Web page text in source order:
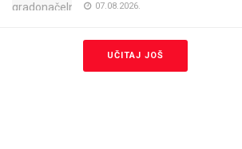
07.08.2026.
UČITAJ JOŠ